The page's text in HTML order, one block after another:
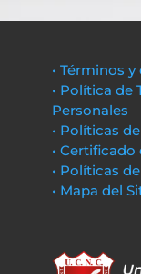
• Términos
• Política de
Personales
• Políticas
•
• Políticas
• Mapa del